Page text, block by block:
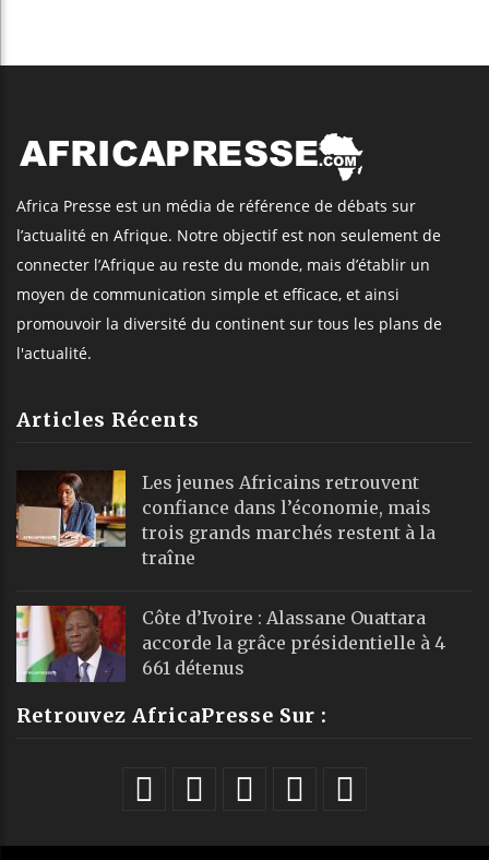
Africa Presse est un média de référence de débats sur
l’actualité en Afrique. Notre objectif est non seulement de
connecter l’Afrique au reste du monde, mais d’établir un
moyen de communication simple et efficace, et ainsi
promouvoir la diversité du continent sur tous les plans de
l'actualité.
Articles Récents
Les jeunes Africains retrouvent
confiance dans l’économie, mais
trois grands marchés restent à la
traîne
Côte d’Ivoire : Alassane Ouattara
accorde la grâce présidentielle à 4
661 détenus
Retrouvez AfricaPresse Sur :